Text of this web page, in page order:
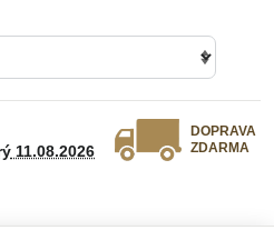
11.08.2026
DOPRAVA
ZDARMA